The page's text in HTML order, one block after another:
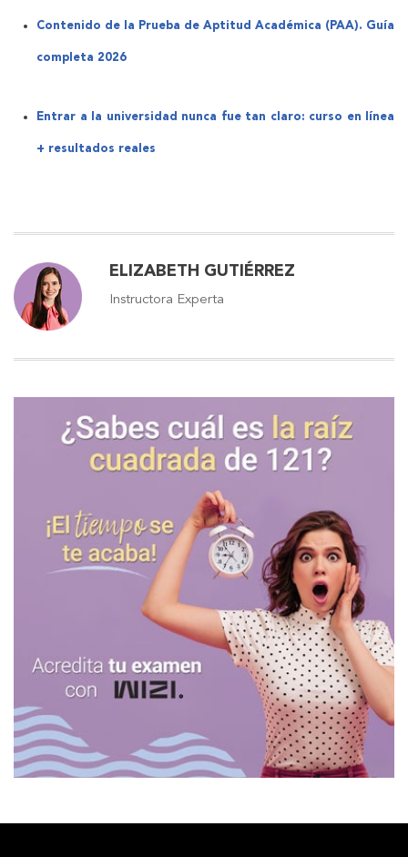
Contenido de la Prueba de Aptitud Académica (PAA). Guía
completa 2026
Entrar a la universidad nunca fue tan claro: curso en línea
+ resultados reales
ELIZABETH GUTIÉRREZ
Instructora Experta